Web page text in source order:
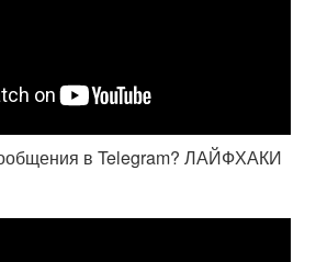
в Telegram? ЛАЙФХАКИ